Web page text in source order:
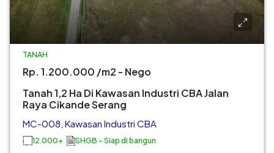
TANAH
Rp. 1.200.000 /m2 - Nego
Tanah 1,2 Ha Di Kawasan Industri CBA Jalan
Raya Cikande Serang
MC-008, Kawasan Industri CBA
12.000+ SHGB - Siap di bangun